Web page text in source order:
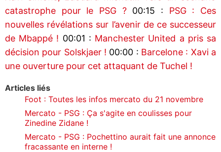
catastrophe pour le PSG ?00:15 : PSG : Ces
nouvelles révélations sur l’avenir de ce successeur
de Mbappé ! 00:01 : Manchester United a pris sa
décision pour Solskjaer ! 00:00 : Barcelone : Xavi a
une ouverture pour cet attaquant de Tuchel !
Articles liés
Foot : Toutes les infos mercato du 21 novembre
Mercato - PSG : Ça s'agite en coulisses pour
Zinedine Zidane !
Mercato - PSG : Pochettino aurait fait une annonce
fracassante en interne !